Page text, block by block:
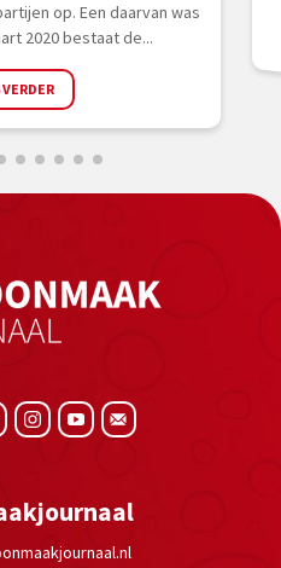
op. Een daarvan was
2020 bestaat de...
VERDER